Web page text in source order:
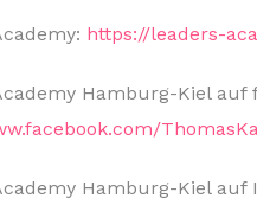
https://leaders-
Hamburg-Kiel auf
Hamburg-Kiel auf